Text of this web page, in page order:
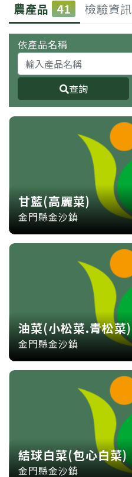
農產品 41 檢驗資訊
依產品名稱
查詢
甘藍(高麗菜)
金門縣金沙鎮
油菜(小松菜.青松菜)
金門縣金沙鎮
結球白菜(包心白菜)
金門縣金沙鎮